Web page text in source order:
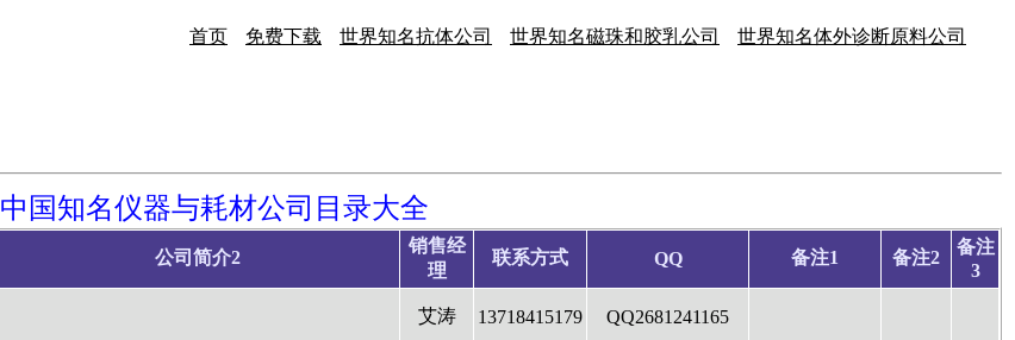
首页 免费下载 世界知名抗体公司 世界知名磁珠和胶乳公司 世界知名体外诊断原料公司
中国知名仪器与耗材公司目录大全
公司简介2
销售经
理
联系方式 QQ 备注1 备注2
备注
3
艾涛 13718415179 QQ2681241165